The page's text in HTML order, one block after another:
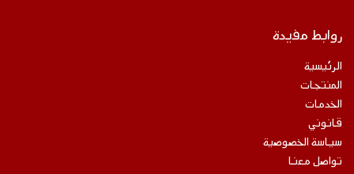
روابط مفيدة
الرئيسية
المنتجات
الخدمات
قانوني
سياسة الخصوصية
تواصل معنا